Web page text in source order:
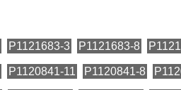
P1121683-3 P1121683-8
P1120841-11 P1120841-8